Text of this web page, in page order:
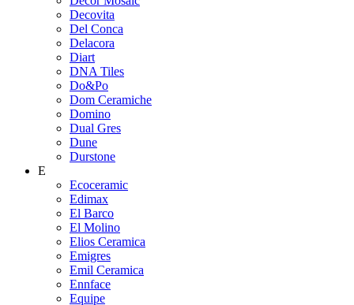
Decovita
Del Conca
Delacora
Diart
DNA Tiles
Do&Po
Dom Ceramiche
Domino
Dual Gres
Dune
Durstone
E
Ecoceramic
Edimax
El Barco
El Molino
Elios Ceramica
Emigres
Emil Ceramica
Ennface
Equipe